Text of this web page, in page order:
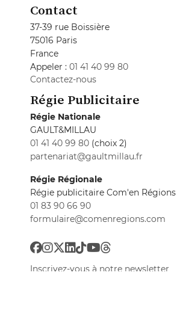
Contact
37-39 rue Boissière
75016 Paris
France
Appeler : 01 41 40 99 80
Contactez-nous
Régie Publicitaire
Régie Nationale
GAULT&MILLAU
01 41 40 99 80 (choix 2)
partenariat@gaultmillau.fr
Régie Régionale
Régie publicitaire Com'en Régions
01 83 90 66 90
formulaire@comenregions.com
Inscrivez-vous à notre newsletter